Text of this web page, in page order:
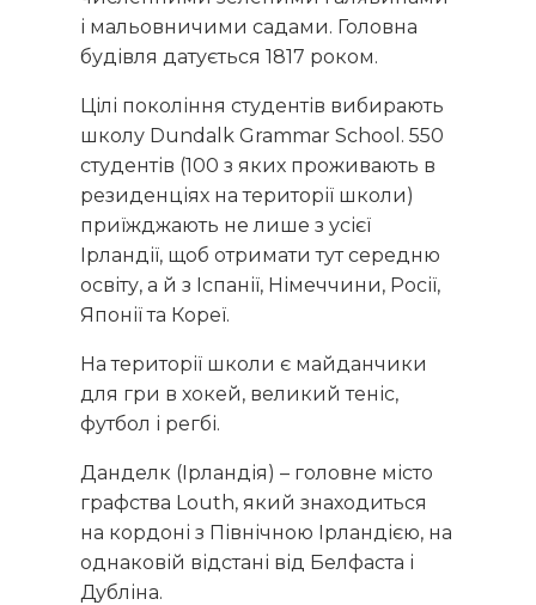
і мальовничими садами. Головна
будівля датується 1817 роком.
Цілі покоління студентів вибирають
школу Dundalk Grammar School. 550
студентів (100 з яких проживають в
резиденціях на території школи)
приїжджають не лише з усієї
Ірландії, щоб отримати тут середню
освіту, а й з Іспанії, Німеччини, Росії,
Японії та Кореї.
На території школи є майданчики
для гри в хокей, великий теніс,
футбол і регбі.
Данделк (Ірландія) – головне місто
графства Louth, який знаходиться
на кордоні з Північною Ірландією, на
однаковій відстані від Белфаста і
Дубліна.